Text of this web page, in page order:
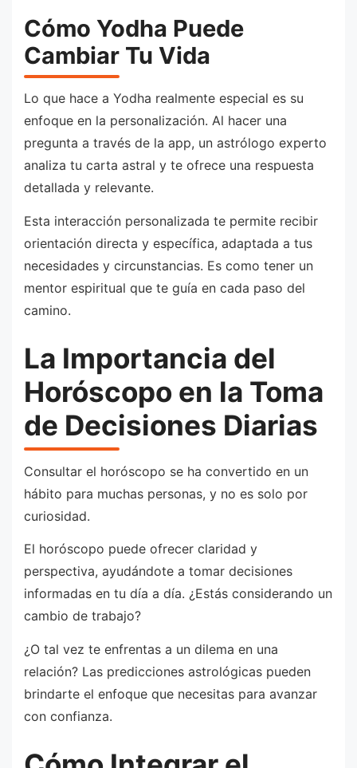
Cómo Yodha Puede
Cambiar Tu Vida
Lo que hace a Yodha realmente especial es su
enfoque en la personalización. Al hacer una
pregunta a través de la app, un astrólogo experto
analiza tu carta astral y te ofrece una respuesta
detallada y relevante.
Esta interacción personalizada te permite recibir
orientación directa y específica, adaptada a tus
necesidades y circunstancias. Es como tener un
mentor espiritual que te guía en cada paso del
camino.
La Importancia del
Horóscopo en la Toma
de Decisiones Diarias
Consultar el horóscopo se ha convertido en un
hábito para muchas personas, y no es solo por
curiosidad.
El horóscopo puede ofrecer claridad y
perspectiva, ayudándote a tomar decisiones
informadas en tu día a día. ¿Estás considerando un
cambio de trabajo?
¿O tal vez te enfrentas a un dilema en una
relación? Las predicciones astrológicas pueden
brindarte el enfoque que necesitas para avanzar
con confianza.